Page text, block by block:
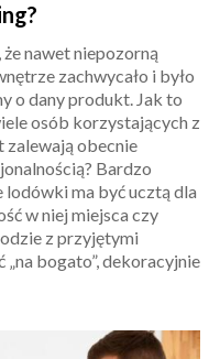
nawet niepozorną
zachwycało i było
o dany produkt. Jak to
osób korzystających z
zalewają obecnie
Bardzo
lodówki ma być ucztą dla
w niej miejsca czy
z przyjętymi
bogato”, dekoracyjnie